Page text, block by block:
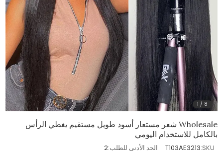
1 / 8
Wholesale شعر مستعار أسود طويل مستقيم يغطي الرأس
بالكامل للاستخدام اليومي
SKU:
T103AE3213 الحد الأدنى للطلب:2